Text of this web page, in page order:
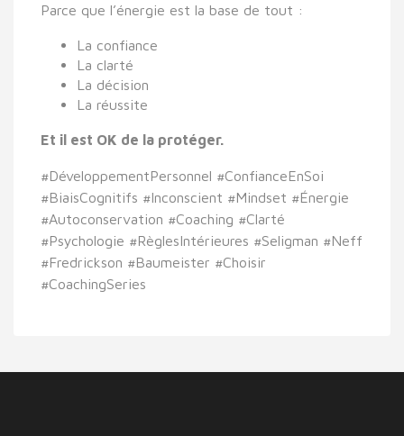
Parce que l’énergie est la base de tout :
La confiance
La clarté
La décision
La réussite
Et il est OK de la protéger.
#DéveloppementPersonnel #ConfianceEnSoi
#BiaisCognitifs #Inconscient #Mindset #Énergie
#Autoconservation #Coaching #Clarté
#Psychologie #RèglesIntérieures #Seligman #Neff
#Fredrickson #Baumeister #Choisir
#CoachingSeries